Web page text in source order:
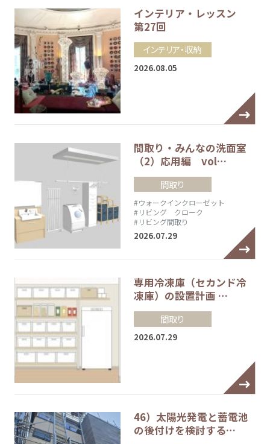
インテリア・レッスン
第27回
インテリア・収納
2026.08.05
間取り・みんなの洗面室
（2）応用編 vol…
間取り
#ウォークインクローゼット
#リビング クローク
#リビング間取り
2026.07.29
専用冷凍庫（セカンド冷
凍庫）の設置計画 …
間取り
2026.07.29
46）太陽光発電と蓄電池
の後付けを検討する…